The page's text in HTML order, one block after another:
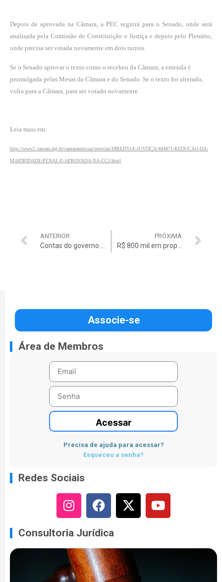
Depois de aprovada na Câmara, a PEC seguirá para o Senado, onde será
analisada pela Comissão de Constituição e Justiça e depois pelo Plenário,
onde precisa ser votada novamente em dois turnos.
Se o Senado aprovar o texto como o recebeu da Câmara, a emenda é
promulgada pelas Mesas da Câmara e do Senado. Se o texto for alterado,
volta para a Câmara, para ser votado novamente.
Leia mais em:
http://www2.camara.leg.br/camaranoticias/noticias/DIREITO-E-JUSTICA/484871-REDUCAO-DA-
MAIORIDADE-PENAL-E-APROVADA-NA-CCJ.html
ANTERIOR
Contas do governo: pior saldo desde 1997
PRÓXIMA
R$ 800 mil em propina entregues a Vaccari
Associe-se
Área de Membros
Acessar
Precisa de ajuda para acessar?
Esqueceu a senha?
Redes Sociais
Consultoria Jurídica